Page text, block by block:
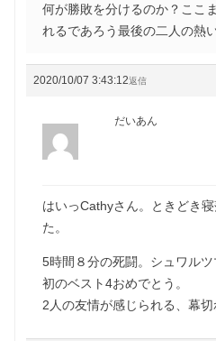
何が勝敗を分けるのか？ここ
れるであろう最後の二人の熱
2020/10/07 3:43:12返信
だいあん
はいっCathyさん。ときどき
た。
5時間８分の死闘。シュワル
初のベスト4おめでとう。
2人の友情が感じられる、幕切